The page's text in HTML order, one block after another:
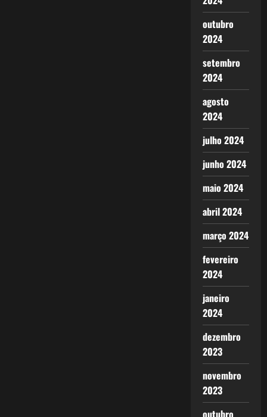
outubro
2024
setembro
2024
agosto
2024
julho 2024
junho 2024
maio 2024
abril 2024
março 2024
fevereiro
2024
janeiro
2024
dezembro
2023
novembro
2023
outubro